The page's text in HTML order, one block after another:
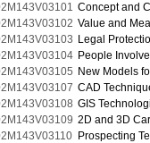
Concept and
Value and
Legal
People
New Models
CAD
GIS
2D and 3D
Prospecting